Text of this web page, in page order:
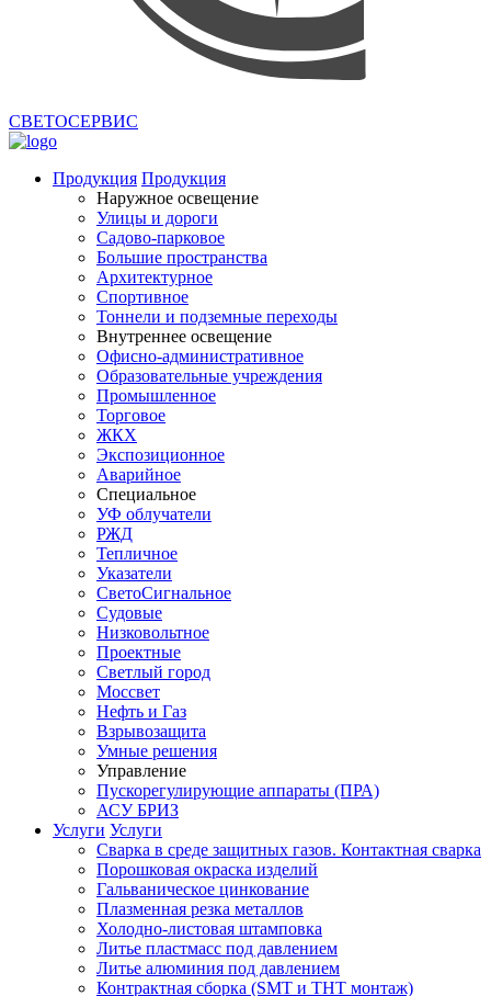
СВЕТОСЕРВИС
Продукция Продукция
Наружное освещение
Улицы и дороги
Садово-парковое
Большие пространства
Архитектурное
Спортивное
Тоннели и подземные переходы
Внутреннее освещение
Офисно-административное
Образовательные учреждения
Промышленное
Торговое
ЖКХ
Экспозиционное
Аварийное
Специальное
УФ облучатели
РЖД
Тепличное
Указатели
СветоСигнальное
Судовые
Низковольтное
Проектные
Светлый город
Моссвет
Нефть и Газ
Взрывозащита
Умные решения
Управление
Пускорегулирующие аппараты (ПРА)
АСУ БРИЗ
Услуги Услуги
Сварка в среде защитных газов. Контактная сварка
Порошковая окраска изделий
Гальваническое цинкование
Плазменная резка металлов
Холодно-листовая штамповка
Литье пластмасс под давлением
Литье алюминия под давлением
Контрактная сборка (SMT и THT монтаж)